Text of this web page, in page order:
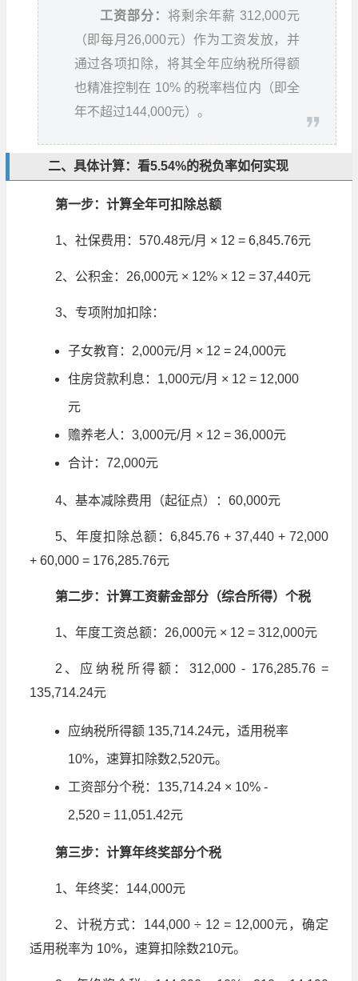
工资部分： 将剩余年薪 312,000元
（即每月26,000元）作为工资发放，并
通过各项扣除，将其全年应纳税所得额
也精准控制在 10% 的税率档位内（即全
年不超过144,000元）。
二、具体计算：看5.54%的税负率如何实现
第一步：计算全年可扣除总额
1、社保费用：570.48元/月 × 12 = 6,845.76元
2、公积金：26,000元 × 12% × 12 = 37,440元
3、专项附加扣除：
子女教育：2,000元/月 × 12 = 24,000元
住房贷款利息：1,000元/月 × 12 = 12,000
元
赡养老人：3,000元/月 × 12 = 36,000元
合计：72,000元
4、基本减除费用（起征点）：60,000元
5、年度扣除总额：6,845.76 + 37,440 + 72,000
+ 60,000 = 176,285.76元
第二步：计算工资薪金部分（综合所得）个税
1、年度工资总额：26,000元 × 12 = 312,000元
2、应纳税所得额：312,000 - 176,285.76 =
135,714.24元
应纳税所得额 135,714.24元，适用税率
10%，速算扣除数2,520元。
工资部分个税：135,714.24 × 10% -
2,520 = 11,051.42元
第三步：计算年终奖部分个税
1、年终奖：144,000元
2、计税方式：144,000 ÷ 12 = 12,000元，确定
适用税率为 10%，速算扣除数210元。